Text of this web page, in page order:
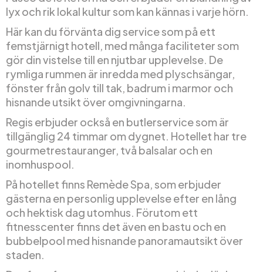
lyx och rik lokal kultur som kan kännas i varje hörn.
Här kan du förvänta dig service som på ett
femstjärnigt hotell, med många faciliteter som
gör din vistelse till en njutbar upplevelse. De
rymliga rummen är inredda med plyschsängar,
fönster från golv till tak, badrum i marmor och
hisnande utsikt över omgivningarna.
Regis erbjuder också en butlerservice som är
tillgänglig 24 timmar om dygnet. Hotellet har tre
gourmetrestauranger, två balsalar och en
inomhuspool.
På hotellet finns Remède Spa, som erbjuder
gästerna en personlig upplevelse efter en lång
och hektisk dag utomhus. Förutom ett
fitnesscenter finns det även en bastu och en
bubbelpool med hisnande panoramautsikt över
staden.